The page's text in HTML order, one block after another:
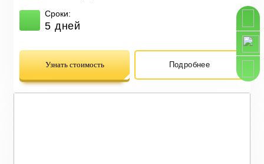
Сроки:
5 дней
Узнать стоимость Подробнее